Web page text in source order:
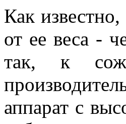
Как
от ее веса -
так, к
аппарат с